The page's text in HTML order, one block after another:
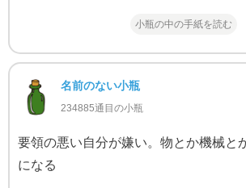
小瓶の中の手紙を読む
名前のない小瓶
234885通目の小瓶
要領の悪い自分が嫌い。物とか機械と
になる